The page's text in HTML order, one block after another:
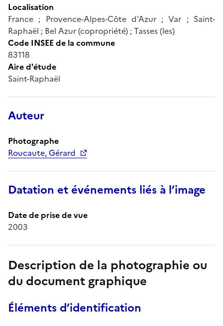
Localisation
France ; Provence-Alpes-Côte d'Azur ; Var ; Saint-
Raphaël ; Bel Azur (copropriété) ; Tasses (les)
Code INSEE de la commune
83118
Aire d'étude
Saint-Raphaël
Auteur
Photographe
Roucaute, Gérard
Datation et événements liés à l’image
Date de prise de vue
2003
Description de la photographie ou
du document graphique
Éléments d’identification